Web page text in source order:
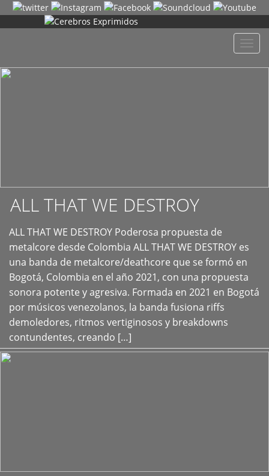
ALL THAT WE DESTROY
ALL THAT WE DESTROY Poderosa propuesta de
metalcore desde Colombia ALL THAT WE DESTROY es
una banda de metalcore/deathcore que se formó en
Bogotá, Colombia en el año 2021, con una propuesta
sonora potente y agresiva. Formada en 2021 en Bogotá
por músicos venezolanos, la banda fusiona riffs
demoledores, ritmos vertiginosos y breakdowns
contundentes, creando […]
+